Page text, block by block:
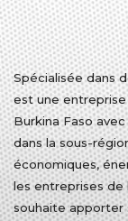
Spécialisée dans
est une
Burkina Faso
dans la sous-
économiques,
les entreprises de
souhaite apporter